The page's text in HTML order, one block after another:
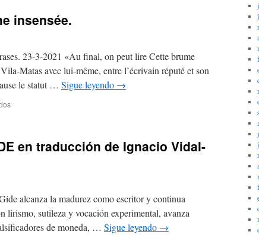
insensée.
23-3-2021 «Au final, on peut lire Cette brume
Matas avec lui-même, entre l’écrivain réputé et son
le statut … Sigue leyendo →
en traducción de Ignacio Vidal-
alcanza la madurez como escritor y continua
lirismo, sutileza y vocación experimental, avanza
de moneda, … Sigue leyendo →